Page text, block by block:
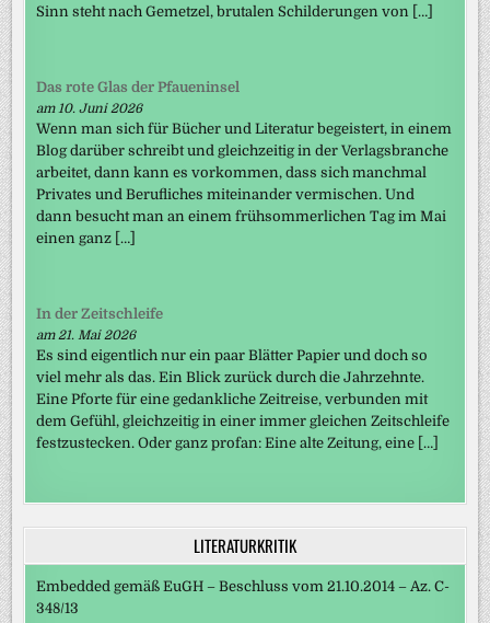
Sinn steht nach Gemetzel, brutalen Schilderungen von […]
Das rote Glas der Pfaueninsel
am 10. Juni 2026
Wenn man sich für Bücher und Literatur begeistert, in einem
Blog darüber schreibt und gleichzeitig in der Verlagsbranche
arbeitet, dann kann es vorkommen, dass sich manchmal
Privates und Berufliches miteinander vermischen. Und
dann besucht man an einem frühsommerlichen Tag im Mai
einen ganz […]
In der Zeitschleife
am 21. Mai 2026
Es sind eigentlich nur ein paar Blätter Papier und doch so
viel mehr als das. Ein Blick zurück durch die Jahrzehnte.
Eine Pforte für eine gedankliche Zeitreise, verbunden mit
dem Gefühl, gleichzeitig in einer immer gleichen Zeitschleife
festzustecken. Oder ganz profan: Eine alte Zeitung, eine […]
LITERATURKRITIK
Embedded gemäß EuGH – Beschluss vom 21.10.2014 – Az. C-
348/13